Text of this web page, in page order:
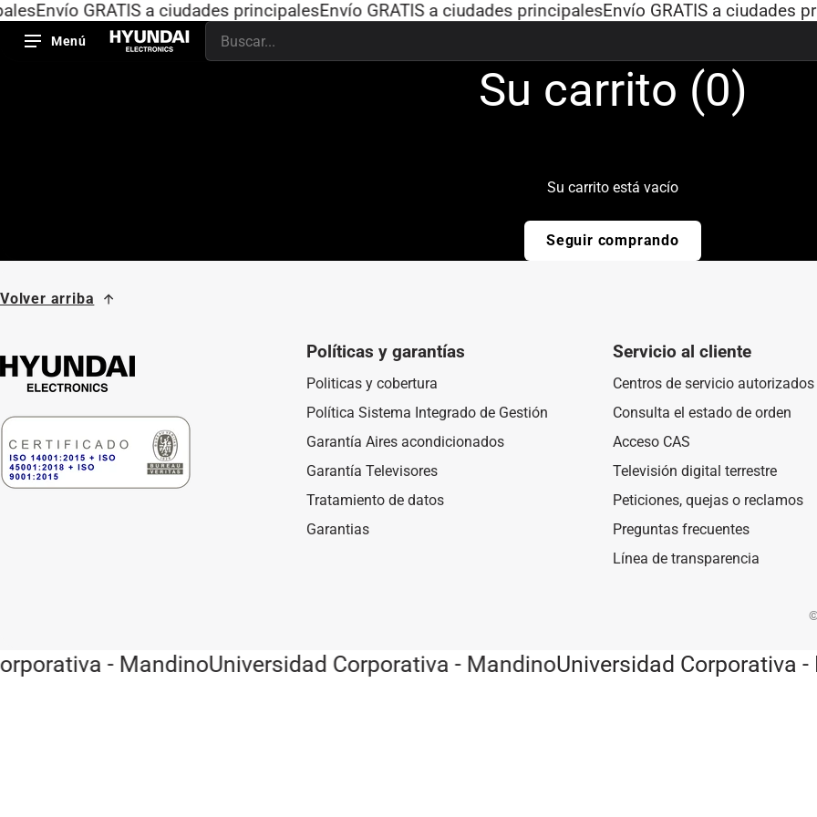
Envío GRATIS a ciudades principalesEnvío GRATIS a ciudades principalesEnvío GRATIS a ciudades
Menú
Buscar
Su carrito (0)
Su carrito está vacío
Seguir comprando
Volver arriba
Políticas y garantías
Politicas y cobertura
Política Sistema Integrado de Gestión
Garantía Aires acondicionados
Garantía Televisores
Tratamiento de datos
Garantias
Servicio al cliente
Centros de servicio autorizados
Consulta el estado de orden
Acceso CAS
Televisión digital terrestre
Peticiones, quejas o reclamos
Preguntas frecuentes
Línea de transparencia
- MandinoUniversidad Corporativa - MandinoUniversidad Corporativa -